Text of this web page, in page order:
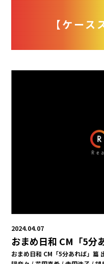
【ケース
2024.04.07
おまめ日和 CM「5分
おまめ日和 CM「5分あれば」篇